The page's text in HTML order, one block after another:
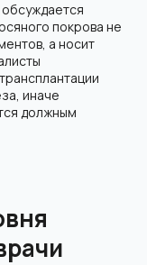
покрова не
а носит
иначе
должным